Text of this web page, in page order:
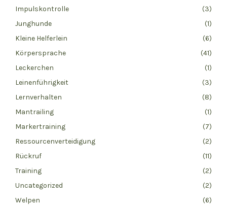
Impulskontrolle
(3)
Junghunde
(1)
Kleine Helferlein
(6)
Körpersprache
(41)
Leckerchen
(1)
Leinenführigkeit
(3)
Lernverhalten
(8)
Mantrailing
(1)
Markertraining
(7)
Ressourcenverteidigung
(2)
Rückruf
(11)
Training
(2)
Uncategorized
(2)
Welpen
(6)